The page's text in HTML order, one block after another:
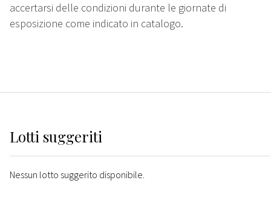
accertarsi delle condizioni durante le giornate di
esposizione come indicato in catalogo.
Lotti suggeriti
Nessun lotto suggerito disponibile.